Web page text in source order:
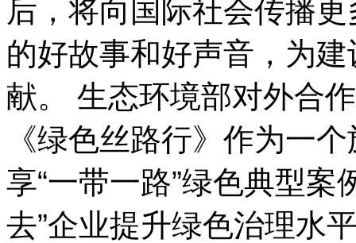
后，将向国际社会传播
的好故事和好声音，为
献。 生态环境部对外合
《绿色丝路行》作为一
享“一带一路”绿色典型案
去”企业提升绿色治理水